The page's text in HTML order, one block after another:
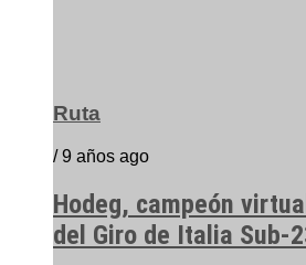
Ruta
/ 9 años ago
Hodeg, campeón
del Giro de Italia Sub-